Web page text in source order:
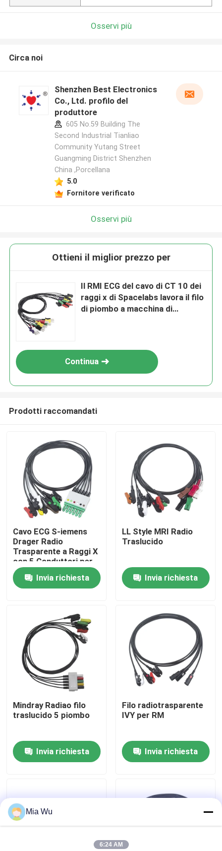
Casa
Circa noi
Giro della fabbrica
Controllo di qualità
Contattici
Notizie
Richieda una citazione
Sensore riutilizzabile spO2
Osservi più
Circa noi
Shenzhen Best Electronics
Co., Ltd. profilo del
produttore
605 No.59 Building The
Second Industrial Tianliao
Community Yutang Street
Guangming District Shenzhen
China ,Porcellana
5.0
Fornitore verificato
Osservi più
Ottieni il miglior prezzo per
Il RMI ECG del cavo di CT 10 dei
raggi x di Spacelabs lavora il filo
di piombo a macchina di
Continua
Prodotti raccomandati
Cavo ECG S-iemens
Drager Radio
Trasparente a Raggi X
con 5 Conduttori per
Risonanza Magnetica
Invia richiesta
LL Style MRI Radio
Traslucido
Invia richiesta
Mindray Radiao filo
traslucido 5 piombo
Invia richiesta
Filo radiotrasparente
IVY per RM
Invia richiesta
Mia Wu
6:24 AM